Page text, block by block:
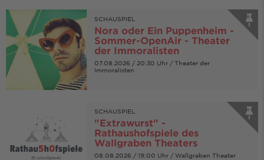
SCHAUSPIEL
Nora oder Ein Puppenheim -
Sommer-OpenAir - Theater
der Immoralisten
07.08.2026 / 20:30 Uhr / Theater der
Immoralisten
SCHAUSPIEL
"Extrawurst" -
Rathaushofspiele des
Wallgraben Theaters
08.08.2026 / 19:00 Uhr / Wallgraben Theater